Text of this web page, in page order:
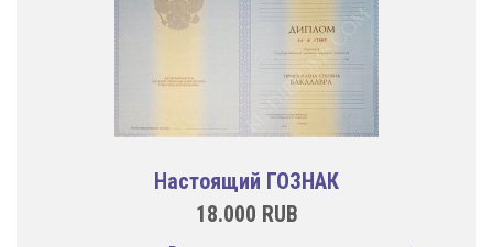
Настоящий ГОЗНАК
18.000 RUB